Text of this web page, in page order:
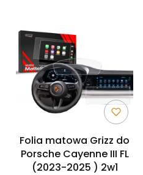
Folia matowa Grizz do
Porsche Cayenne III FL
(2023-2025 ) 2w1